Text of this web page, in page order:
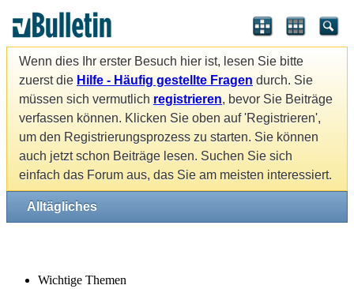
Wenn dies Ihr erster Besuch hier ist, lesen Sie bitte
zuerst die Hilfe - Häufig gestellte Fragen durch. Sie
müssen sich vermutlich registrieren, bevor Sie Beiträge
verfassen können. Klicken Sie oben auf 'Registrieren',
um den Registrierungsprozess zu starten. Sie können
auch jetzt schon Beiträge lesen. Suchen Sie sich
einfach das Forum aus, das Sie am meisten interessiert.
Alltägliches
Wichtige Themen